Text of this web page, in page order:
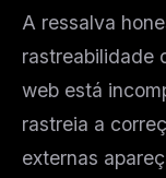
A ressalva
rastreabilidade
web está
rastreia a
externas